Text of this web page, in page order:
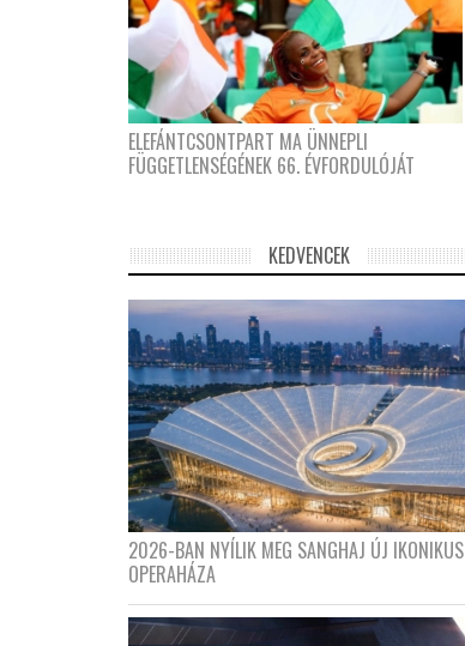
ELEFÁNTCSONTPART MA ÜNNEPLI
FÜGGETLENSÉGÉNEK 66. ÉVFORDULÓJÁT
KEDVENCEK
2026-BAN NYÍLIK MEG SANGHAJ ÚJ IKONIKUS
OPERAHÁZA